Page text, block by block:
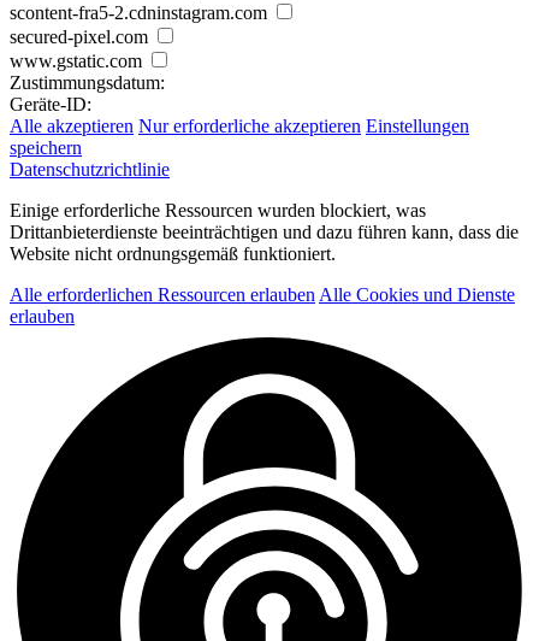
scontent-fra5-2.cdninstagram.com
secured-pixel.com
www.gstatic.com
Zustimmungsdatum:
Geräte-ID:
Alle akzeptieren Nur erforderliche akzeptieren Einstellungen
speichern
Datenschutzrichtlinie
Einige erforderliche Ressourcen wurden blockiert, was
Drittanbieterdienste beeinträchtigen und dazu führen kann, dass die
Website nicht ordnungsgemäß funktioniert.
Alle erforderlichen Ressourcen erlauben Alle Cookies und Dienste
erlauben